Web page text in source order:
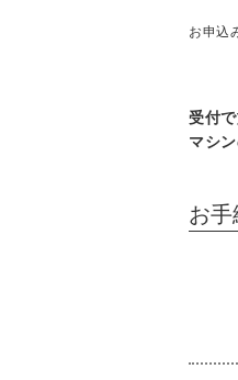
お申込
受付
マシ
お